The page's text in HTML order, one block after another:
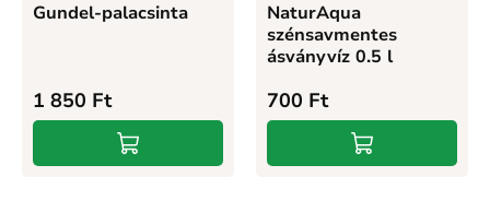
Gundel-palacsinta
1 850 Ft
NaturAqua
szénsavmentes
ásványvíz 0.5 l
700 Ft